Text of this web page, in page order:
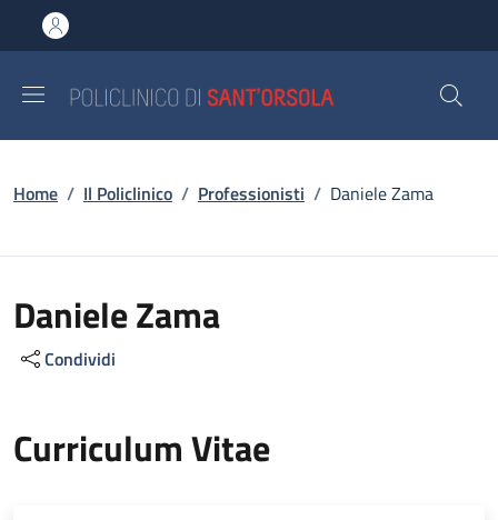
al contenuto principale
to footer content
Briciole di pane
Home / Il Policlinico / Professionisti / Daniele Zama
Daniele Zama
Condividi
Curriculum Vitae